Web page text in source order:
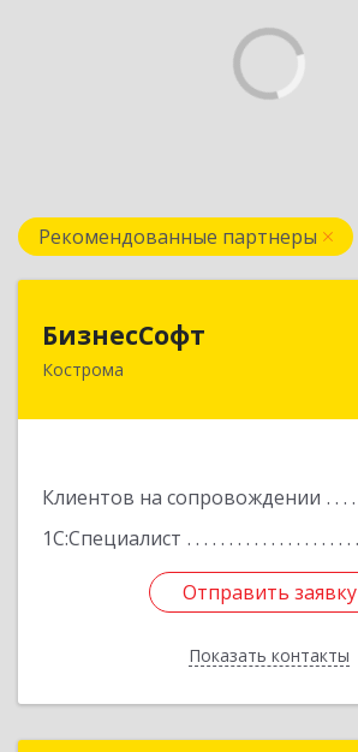
Рекомендованные партнеры
БизнесСофт
Кострома
Клиентов на сопровождении
1С:Специалист
Отправить заявку
Показать контакты
Отправить заявку
Назад